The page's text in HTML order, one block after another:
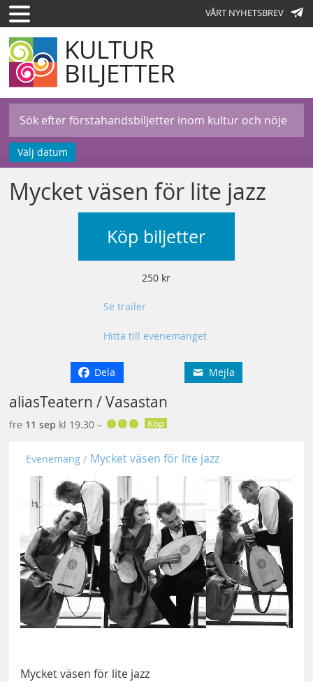
VÅRT NYHETSBREV
KULTUR
BILJETTER
Välj datum
Mycket väsen för lite jazz
Köp biljetter
250 kr
Se trailer
Hitta till evenemanget
Dela Mejla
aliasTeatern / Vasastan
fre 11 sep kl 19.30 – Köp
Evenemang Mycket väsen för lite jazz
Mycket väsen för lite jazz